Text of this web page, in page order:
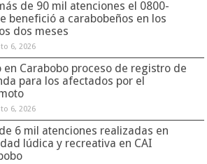
de 90 mil atenciones el 0800-
benefició a carabobeños en los
dos meses
6, 2026
en Carabobo proceso de registro de
para los afectados por el
6, 2026
6 mil atenciones realizadas en
lúdica y recreativa en CAI